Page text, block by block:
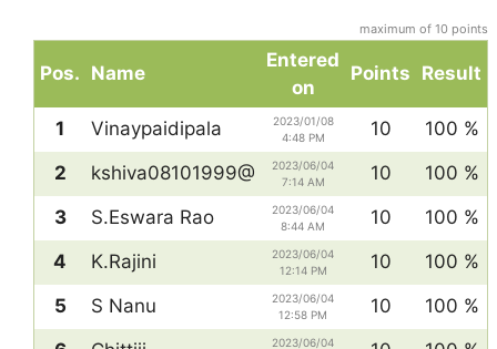
maximum of 10 points
Pos. Name
Entered
on
Points Result
1 Vinaypaidipala
2023/01/08
4:48 PM
10
100 %
2
kshiva08101999@
2023/06/04
7:14 AM
10
100 %
3
S.Eswara Rao
2023/06/04
8:44 AM
10
100 %
4
K.Rajini
2023/06/04
12:14 PM
10
100 %
5
S Nanu
2023/06/04
12:58 PM
10
100 %
2023/06/04